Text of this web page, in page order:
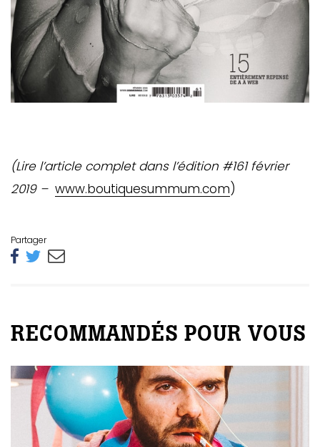
(Lire l’article complet dans l’édition #161 février
2019 – www.boutiquesummum.com)
Partager
RECOMMANDÉS POUR VOUS